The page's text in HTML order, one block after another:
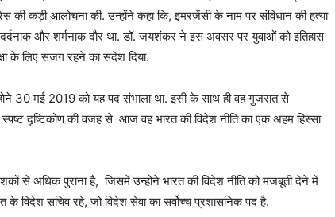
कड़ी आलोचना की. उन्होंने कहा कि, इमरजेंसी के नाम पर संविधान की हत्या
और शर्मनाक दौर था. डॉ. जयशंकर ने इस अवसर पर युवाओं को इतिहास
के लिए सजग रहने का संदेश दिया.
30 मई 2019 को यह पद संभाला था. इसी के साथ ही वह गुजरात से
दृष्टिकोण की वजह से आज वह भारत की विदेश नीति का एक अहम हिस्सा
से अधिक पुराना है, जिसमें उन्होंने भारत की विदेश नीति को मजबूती देने में
विदेश सचिव रहे, जो विदेश सेवा का सर्वोच्च प्रशासनिक पद है.